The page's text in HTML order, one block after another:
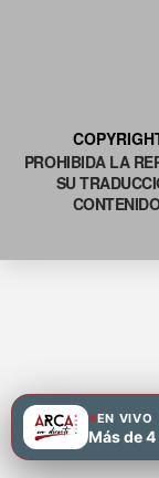
PROHIBIDA LA
SU
EN VIVO
Más de 4